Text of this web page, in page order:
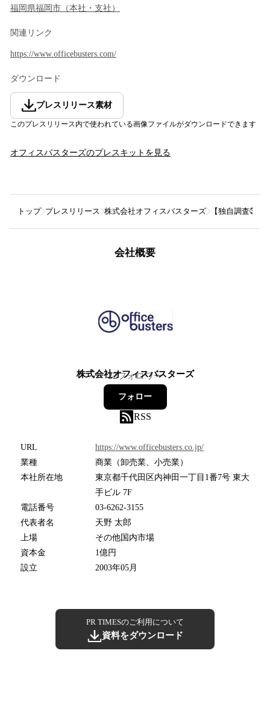
福岡県福岡市 （本社・支社 ）
関連リンク
https://www.officebusters.com/
ダウンロード
プレスリリース素材
このプレスリリース内で使われている画像ファイルがダウンロードできます
オフィスバスターズのプレスキットを見る
トップ プレスリリース 株式会社オフィスバスターズ 【独自調査㊴
会社概要
株式会社オフィスバスターズ
22フォロワー
フォロー
RSS
URL
https://www.officebusters.co.jp/
業種
商業（卸売業、小売業）
本社所在地
東京都千代田区内神田一丁目1番7号 東大
手ビル 7F
電話番号
03-6262-3155
代表者名
天野 太郎
上場
その他国内市場
資本金
1億円
設立
2003年05月
PR TIMESのご利用について
資料をダウンロード